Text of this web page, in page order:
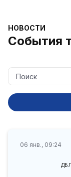
НОВОСТИ
События
06 янв., 09:24